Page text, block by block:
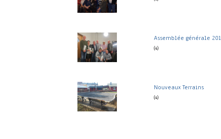
Assemblée générale
(4)
Nouveaux Terrains
(4)